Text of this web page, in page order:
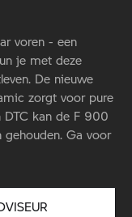
voren - een
je met deze
De nieuwe
zorgt voor pure
DTC kan de F 900
Ga voor